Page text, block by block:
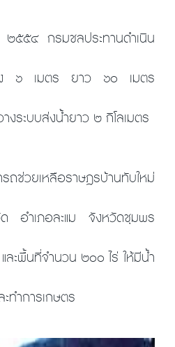
๕๔ กรมชลประทานดำเนิน
ง ๖ เมตร ยาว ๖๐ เมตร
งระบบส่งน้ำยาว ๒ กิโลเมตร
ถช่วยเหลือราษฎรบ้านทับใหม่
อำเภอละแม จังหวัดชุมพร
ะพื้นที่จำนวน ๒๐๐ ไร่ ให้มีน้ำ
ทำการเกษตร